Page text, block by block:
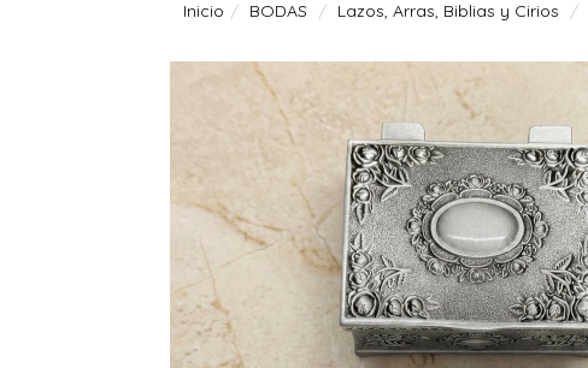
Inicio BODAS Lazos, Arras, Biblias y Cirios